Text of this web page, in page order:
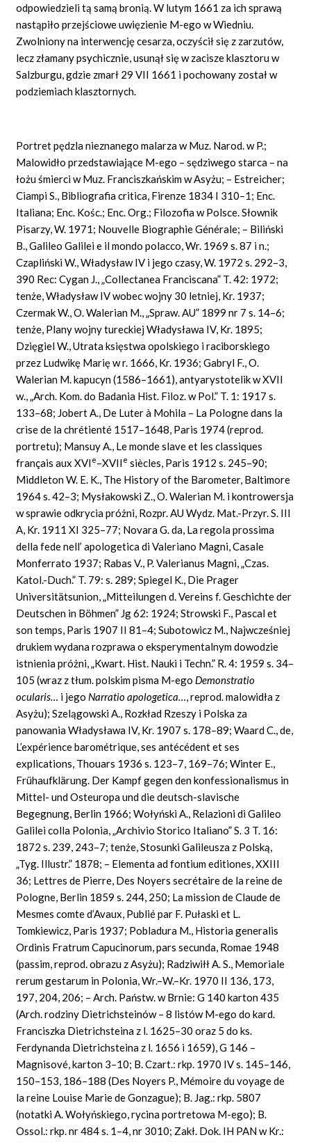
odpowiedzieli tą samą bronią. W lutym 1661 za ich sprawą
nastąpiło przejściowe uwięzienie M-ego w Wiedniu.
Zwolniony na interwencję cesarza, oczyścił się z zarzutów,
lecz złamany psychicznie, usunął się w zacisze klasztoru w
Salzburgu, gdzie zmarł 29 VII 1661 i pochowany został w
podziemiach klasztornych.
Portret pędzla nieznanego malarza w Muz. Narod. wP.;
Malowidło przedstawiające M-ego – sędziwego starca – na
łożu śmierci w Muz. Franciszkańskim w Asyżu; – Estreicher;
CiampiS., Bibliografiacritica, Firenze 1834 I 310–1; Enc.
Italiana; Enc. Kośc.; Enc.Org.; Filozofia w Polsce. Słownik
Pisarzy, W. 1971; Nouvelle Biographie Générale; – Biliński
B., Galileo Galileie il mondo polacco,Wr. 1969s.87 i n.;
Czapliński W., Władysław IV i jego czasy, W. 1972 s. 292–3,
390 Rec:Cygan J., „Collectanea Franciscana” T.42: 1972;
tenże, Władysław IV wobec wojny 30 letniej, Kr. 1937;
Czermak W., O. Walerian M., „Spraw. AU” 1899 nr 7 s. 14–6;
tenże, Plany wojny tureckiej Władysława IV, Kr. 1895;
Dzięgiel W., Utrata księstwa opolskiego i raciborskiego
przez Ludwikę Marię w r. 1666, Kr. 1936; Gabryl F.,O.
Walerian M. kapucyn (1586–1661), antyarystotelik w XVII
w., „Arch. Kom. do Badania Hist. Filoz. w Pol.” T. 1: 1917 s.
133–68; Jobert A., De Luterà Mohila – La Pologne dans la
crise de la chrétienté 1517–1648, Paris 1974 (reprod.
portretu); MansuyA., Le mondeslaveet les classiques
français aux XVIe–XVIIe siècles, Paris 1912s. 245–90;
MiddletonW. E. K., The History of the Barometer, Baltimore
1964s.42–3; Mysłakowski Z., O. Walerian M. i kontrowersja
w sprawie odkrycia próżni, Rozpr. AU Wydz. Mat.-Przyr.S. III
A, Kr. 1911 XI 325–77; NovaraG.da, La regola prossima
della fede nell’ apologetica diValeriano Magni, Casale
Monferrato 1937; RabasV., P.Valerianus Magni,„Czas.
Katol.-Duch.” T. 79:s. 289;Spiegel K., Die Prager
Universitätsunion, „Mitteilungend.Vereins f. Geschichte der
Deutschen in Böhmen” Jg62: 1924;Strowski F., Pascal et
son temps, Paris 1907 II81–4;Subotowicz M., Najwcześniej
drukiem wydana rozprawa o eksperymentalnym dowodzie
istnienia próżni, „Kwart. Hist. Nauki i Techn.” R. 4: 1959 s. 34–
105 (wraz z tłum. polskim pisma M-ego Demonstratio
ocularis… i jego Narratioapologetica…,reprod. malowidła z
Asyżu); Szelągowski A., Rozkład Rzeszy i Polska za
panowania Władysława IV, Kr. 1907 s. 178–89; Waard C.,de,
L’expérience barométrique, ses antécédent et ses
explications, Thouars 1936s. 123–7, 169–76;Winter E.,
Frühaufklärung. Der Kampf gegendenkonfessionalismus in
Mittel- und Osteuropa und die deutsch-slavische
Begegnung, Berlin 1966; WołyńskiA., Relazioni di Galileo
Galilei colla Polonia,„Archivio Storico Italiano” S. 3 T. 16:
1872s. 239, 243–7; tenże, Stosunki Galileusza z Polską,
„Tyg. Illustr.” 1878; – Elementa ad fontium editiones, XXIII
36; Lettres de Pierre, Des Noyers secrétaire de la reine de
Pologne, Berlin 1859s. 244, 250; La mission de Claude de
Mesmes comte d’Avaux, Publié par F. Pułaskiet L.
Tomkiewicz, Paris 1937; Pobladura M., Historiageneralis
Ordinis Fratrum Capucinorum, pars secunda, Romae 1948
(passim,reprod.obrazu z Asyżu); RadziwiłłA. S., Memoriale
rerum gestarum in Polonia, Wr.–W.–Kr. 1970 II 136, 173,
197, 204, 206; –Arch. Państw. w Brnie:G 140 karton 435
(Arch.rodziny Dietrichsteinów – 8 listów M-ego do kard.
Franciszka Dietrichsteina z l. 1625–30 oraz 5 do ks.
Ferdynanda Dietrichsteina z l. 1656 i 1659),G 146 –
Magnisové,karton 3–10; B. Czart.: rkp. 1970 IV s. 145–146,
150–153, 186–188(Des Noyers P., Mémoire du voyage de
la reine Louise Marie de Gonzague); B. Jag.:rkp. 5807
(notatkiA.Wołyńskiego, rycina portretowa M-ego); B.
Ossol.: rkp. nr484s. 1–4,nr 3010; Zakł. Dok. IH PANw Kr.: